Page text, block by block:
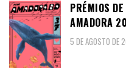
PRÉMIOS
AMADORA
5 DE AGOSTO DE